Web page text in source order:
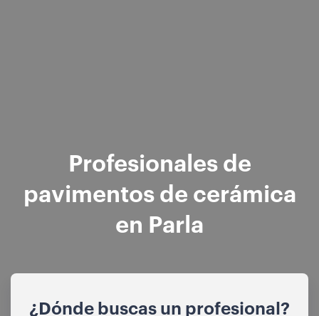
Profesionales de
pavimentos de cerámica
en Parla
¿Dónde buscas un profesional?